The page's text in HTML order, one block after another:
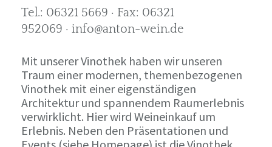
Tel.: 06321 5669 · Fax: 06321
952069 · info@anton-wein.de
Mit unserer Vinothek haben wir unseren
Traum einer modernen, themenbezogenen
Vinothek mit einer eigenständigen
Architektur und spannendem Raumerlebnis
verwirklicht. Hier wird Weineinkauf um
Erlebnis. Neben den Präsentationen und